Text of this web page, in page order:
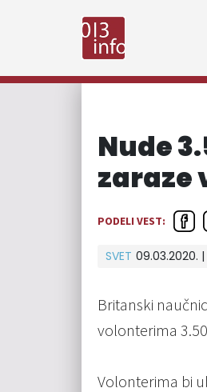
Nude
zaraze
PODELI VEST:
SVET 09.03.2020.
Britanski
volonterima
Volonterima bi